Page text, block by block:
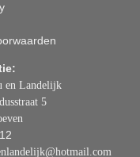
Nu en Landelijk
5